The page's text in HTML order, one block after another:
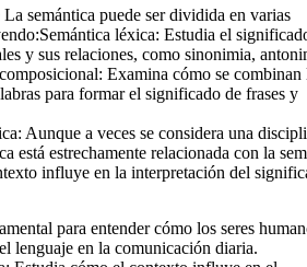
semántica puede ser dividida en varias
léxica: Estudia el
y sus relaciones, como sinonimia,
Examina cómo se combinan
para formar el significado de frases y
Aunque a veces se considera una
está estrechamente relacionada con la
influye en la interpretación del
para entender cómo los seres
lenguaje en la comunicación diaria.